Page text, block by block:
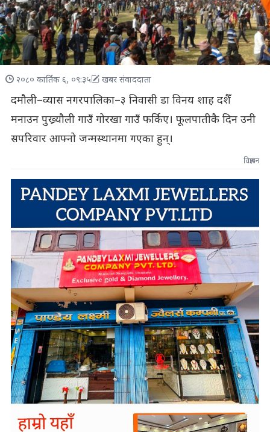
२०८० कार्तिक ६, ०९:३५ खबर संवाददाता
दमौली–व्यास नगरपालिका–३ निवासी डा विनय शाह दशैँ
मनाउन पुख्र्यौली गाउँ गोरखा गाउँ फर्किए। फूलपातीकै दिन उनी
सपरिवार आफ्नो जन्मस्थानमा गएका हुन्।
विज्ञापन